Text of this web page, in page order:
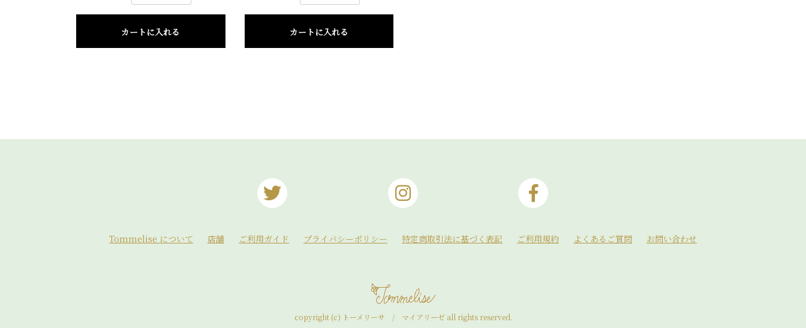
カートに入れる カートに入れる
Tommelise について 店舗 ご利用ガイド プライバシーポリシー 特定商取引法に基づく表記 ご利用規約 よくあるご質問 お問い合わせ
copyright (c) トーメリーサ / マイアリーゼ all rights reserved.